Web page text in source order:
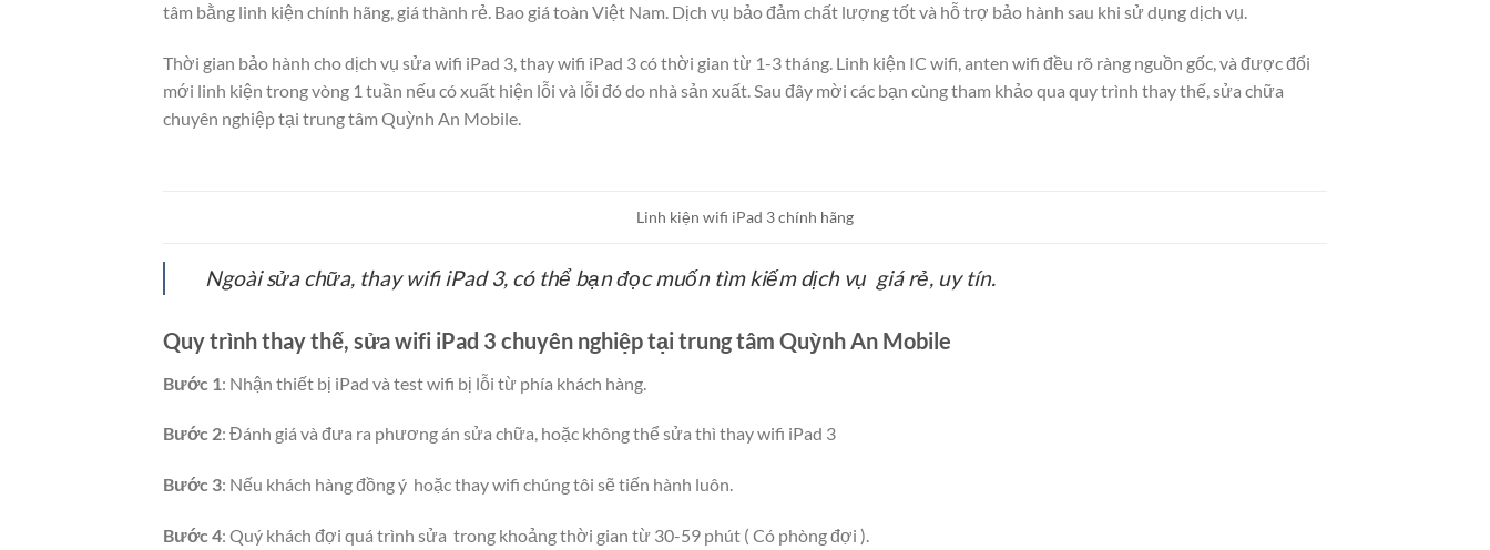
tâm bằng linh kiện chính hãng, giá thành rẻ. Bao giá toàn Việt Nam. Dịch vụ bảo đảm chất lượng tốt và hỗ trợ bảo hành sau khi sử dụng dịch vụ.
Thời gian bảo hành cho dịch vụ sửa wifi iPad 3, thay wifi iPad 3 có thời gian từ 1-3 tháng. Linh kiện IC wifi, anten wifi đều rõ ràng nguồn gốc, và được đổi
mới linh kiện trong vòng 1 tuần nếu có xuất hiện lỗi và lỗi đó do nhà sản xuất. Sau đây mời các bạn cùng tham khảo qua quy trình thay thế, sửa chữa
chuyên nghiệp tại trung tâm Quỳnh An Mobile.
Linh kiện wifi iPad 3 chính hãng
Ngoài sửa chữa, thay wifi iPad 3, có thể bạn đọc muốn tìm kiếm dịch vụ giá rẻ, uy tín.
Quy trình thay thế, sửa wifi iPad 3 chuyên nghiệp tại trung tâm Quỳnh An Mobile
Bước 1: Nhận thiết bị iPad và test wifi bị lỗi từ phía khách hàng.
Bước 2: Đánh giá và đưa ra phương án sửa chữa, hoặc không thể sửa thì thay wifi iPad 3
Bước 3: Nếu khách hàng đồng ý hoặc thay wifi chúng tôi sẽ tiến hành luôn.
Bước 4: Quý khách đợi quá trình sửa trong khoảng thời gian từ 30-59 phút ( Có phòng đợi ).